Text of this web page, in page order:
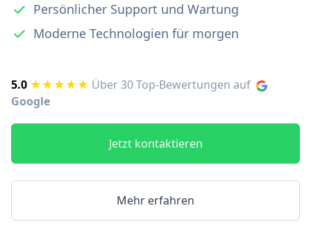
Persönlicher Support und Wartung
Moderne Technologien für morgen
5.0 ★★★★★ Über 30 Top-Bewertungen auf
Google
Jetzt kontaktieren
Mehr erfahren